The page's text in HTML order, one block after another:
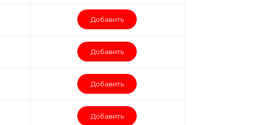
Добавить
Добавить
Добавить
Добавить